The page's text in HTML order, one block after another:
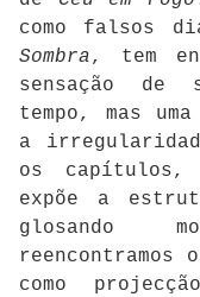
como falsos
Sombra, tem
sensação de
tempo, mas
a
os capítulos,
expõe a
glosando
reencontramos
como